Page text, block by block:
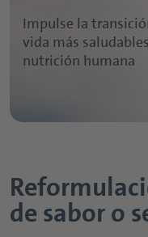
Impulse la
vida más
nutrición humana
de sabor o